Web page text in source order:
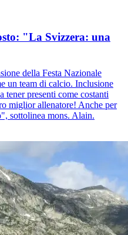
"La Svizzera: una
della Festa Nazionale
un team di calcio. Inclusione
tener presenti come costanti
miglior allenatore! Anche per
sottolinea mons. Alain.